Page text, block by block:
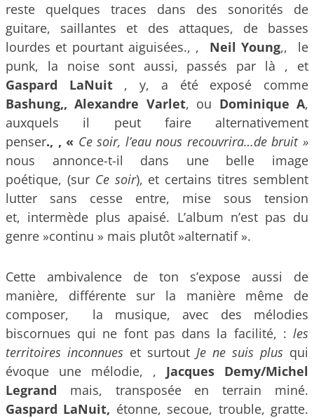
reste quelques traces dans des sonorités de
guitare, saillantes et des attaques, de basses
lourdes et pourtant aiguisées., , Neil Young,, le
punk, la noise sont aussi, passés par là , et
Gaspard LaNuit , y, a été exposé comme
Bashung,, Alexandre Varlet, ou Dominique A,
auxquels il peut faire alternativement
penser., , « Ce soir, l’eau nous recouvrira…de bruit »
nous annonce-t-il dans une belle image
poétique, (sur Ce soir), et certains titres semblent
lutter sans cesse entre, mise sous tension
et, intermède plus apaisé. L’album n’est pas du
genre »continu » mais plutôt »alternatif ».
Cette ambivalence de ton s’expose aussi de
manière, différente sur la manière même de
composer, la musique, avec des mélodies
biscornues qui ne font pas dans la facilité, : les
territoires inconnues et surtout Je ne suis plus qui
évoque une mélodie, , Jacques Demy/Michel
Legrand mais, transposée en terrain miné.
Gaspard LaNuit, étonne, secoue, trouble, gratte.